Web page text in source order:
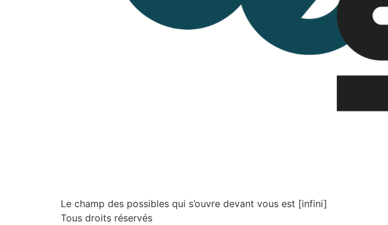
Le champ des possibles qui s’ouvre devant vous est [infini]
Tous droits réservés